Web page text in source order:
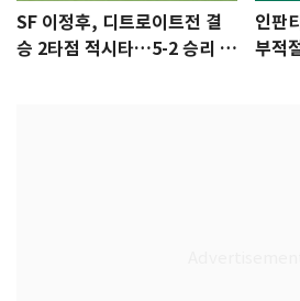
SF 이정후, 디트로이트전 결
승 2타점 적시타…5-2 승리 견
인판
부적